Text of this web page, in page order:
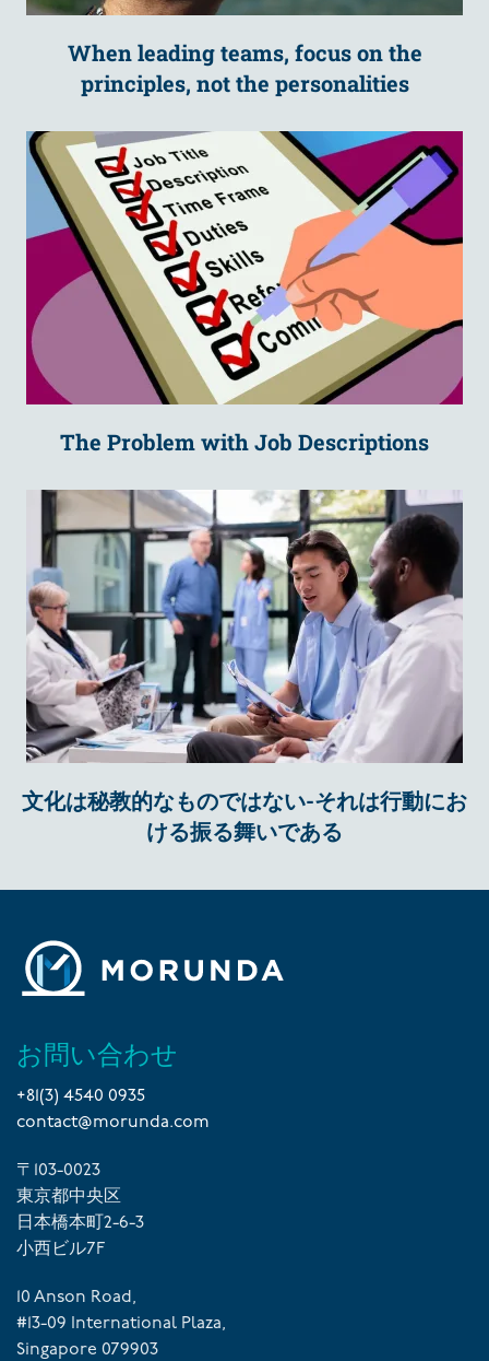
When leading teams, focus on the
principles, not the personalities
The Problem with Job Descriptions
文化は秘教的なものではない-それは行動にお
ける振る舞いである
お問い合わせ
+81(3) 4540 0935
contact@morunda.com
〒103-0023
東京都中央区
日本橋本町2-6-3
小西ビル7F
10 Anson Road,
#13-09 International Plaza,
Singapore 079903